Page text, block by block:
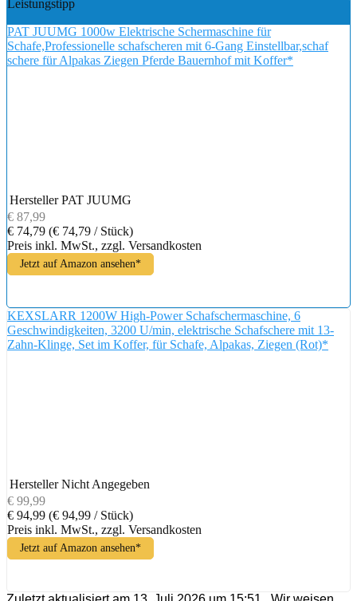
Leistungstipp
PAT JUUMG 1000w Elektrische Schermaschine für
Schafe,Professionelle schafscheren mit 6-Gang Einstellbar,schaf
schere für Alpakas Ziegen Pferde Bauernhof mit Koffer*
Hersteller PAT JUUMG
€ 87,99
€ 74,79 (€ 74,79 / Stück)
Preis inkl. MwSt., zzgl. Versandkosten
Jetzt auf Amazon ansehen*
KEXSLARR 1200W High-Power Schafschermaschine, 6
Geschwindigkeiten, 3200 U/min, elektrische Schafschere mit 13-
Zahn-Klinge, Set im Koffer, für Schafe, Alpakas, Ziegen (Rot)*
Hersteller Nicht Angegeben
€ 99,99
€ 94,99 (€ 94,99 / Stück)
Preis inkl. MwSt., zzgl. Versandkosten
Jetzt auf Amazon ansehen*